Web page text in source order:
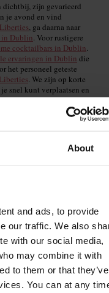
About
and ads, to provide
our traffic. We also
with our social media,
may combine it with
to them or that they’ve
You can at any
zijn gevarieerd
je avond en vind
, ga daarna naar
in Dublin. Voor rustigere
cocktailbars in Dublin.
ervaringen in Dublin die
het personeel geteste
. We zijn op korte
snel kunt verplaatsen en
eenvoudig om
Hotel Dublin.